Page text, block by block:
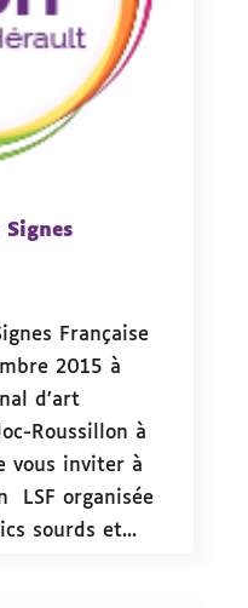
Française
2015 à
d’art
Roussillon à
vous inviter à
LSF organisée
sourds et...